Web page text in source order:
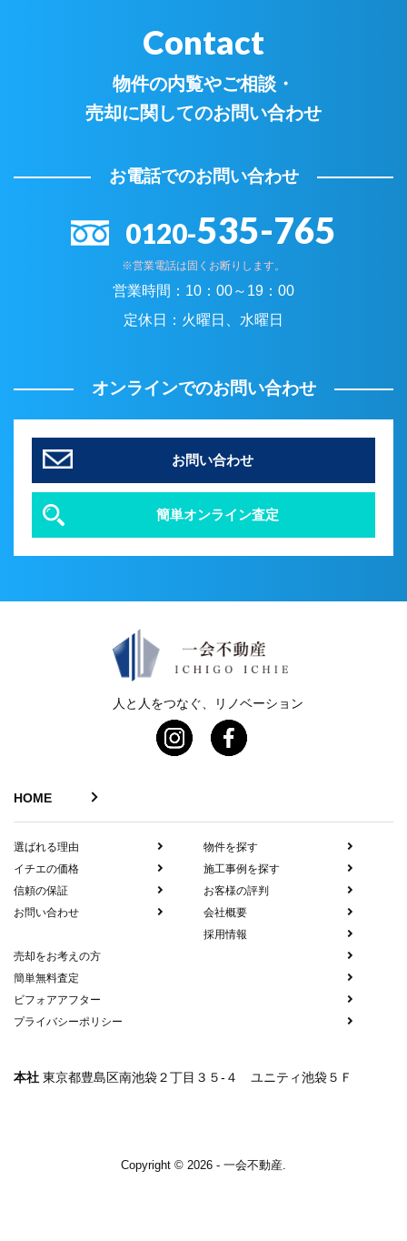
Contact
物件の内覧やご相談・
売却に関してのお問い合わせ
お電話でのお問い合わせ
0120-535-765
※営業電話は固くお断りします。
営業時間： 10：00～19：00
定休日： 火曜日、水曜日
オンラインでのお問い合わせ
お問い合わせ
簡単オンライン査定
人と人をつなぐ、リノベーション
HOME
選ばれる理由
イチエの価格
信頼の保証
お問い合わせ
物件を探す
施工事例を探す
お客様の評判
会社概要
採用情報
売却をお考えの方
簡単無料査定
ビフォアアフター
プライバシーポリシー
本社 東京都豊島区南池袋２丁目３５-４ ユニティ池袋５Ｆ
Copyright © 2026 - 一会不動産.